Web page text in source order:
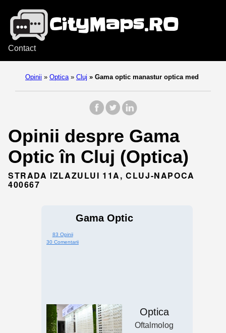
Contact
Opinii » Optica » Cluj » Gama optic manastur optica med
Opinii despre Gama
Optic în Cluj (Optica)
STRADA IZLAZULUI 11A, CLUJ-NAPOCA
400667
Gama Optic
83 Opinii
30 Comentarii
Optica
Oftalmolog